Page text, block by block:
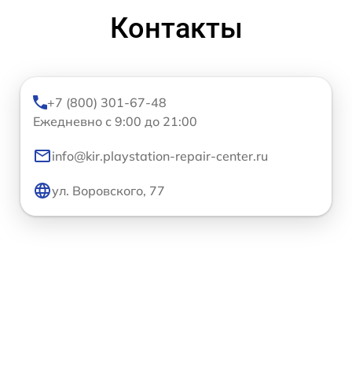
Контакты
+7 (800) 301-67-48
Ежедневно с 9:00 до 21:00
info@kir.playstation-repair-center.ru
ул. Воровского, 77